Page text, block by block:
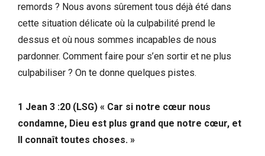
remords ? Nous avons sûrement tous déjà été dans
cette situation délicate où la culpabilité prend le
dessus et où nous sommes incapables de nous
pardonner. Comment faire pour s’en sortir et ne plus
culpabiliser ? On te donne quelques pistes.
1 Jean 3 :20 (LSG) « Car si notre cœur nous
condamne, Dieu est plus grand que notre cœur, et
Il connaît toutes choses. »